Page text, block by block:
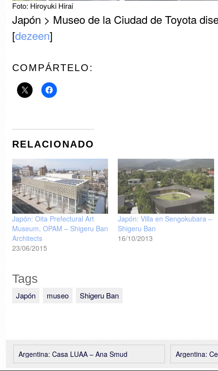
Foto: Hiroyuki Hirai
Japón > Museo de la Ciudad de Toyota
[dezeen]
COMPÁRTELO:
RELACIONADO
Japón: Oita Prefectural Art
Museum, OPAM – Shigeru Ban
Architects
23/06/2015
Japón: Villa en Sengokubara –
Shigeru Ban
16/10/2013
Tags
Japón museo Shigeru Ban
Argentina:
Argentina: Casa LUAA – Ana Smud